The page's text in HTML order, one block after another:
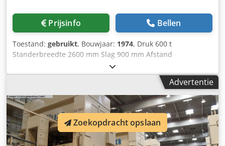
Prijsinfo Bellen
Toestand: gebruikt, Bouwjaar: 1974, Druk 600 t
Standerbreedte 2600 mm Slag 900 mm Afstand
tafel/plaatkop, grote slag boven, verstelbaar boven 1600
mm Tafeloppervlak 2500 x 1730 mm Trekdemperdruk in de
tafel 250 t Trekdemperslag in de tafel 400 mm Codpeyn R
Dusfx Aiijrf Trekdemperdruk in de ram 63 t
Trekdemperslag in de ram 150 mm Rambedoppervlak 2500
x 1730 mm Zijdelingse standerdoorlaat 1100 mm
Trekdemper in de tafel hydraulisch, gestuurd Trekdemper
in de ram hydraulisch, gestuurd De machine is in 2005
Advertentie
Zoekopdracht opslaan